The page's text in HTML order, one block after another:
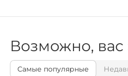
Возможно, вас
Самые популярные